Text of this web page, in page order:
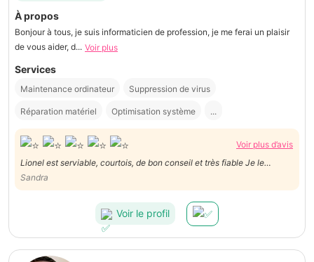
À propos
Bonjour à tous, je suis informaticien de profession, je me ferai un plaisir
de vous aider, d... Voir plus
Services
Maintenance ordinateur Suppression de virus
Réparation matériel Optimisation système ...
Voir plus d’avis
Lionel est serviable, courtois, de bon conseil et très fiable Je le
recommande et ne manquerai pas de refaire appel à lui
Sandra
Voir le profil